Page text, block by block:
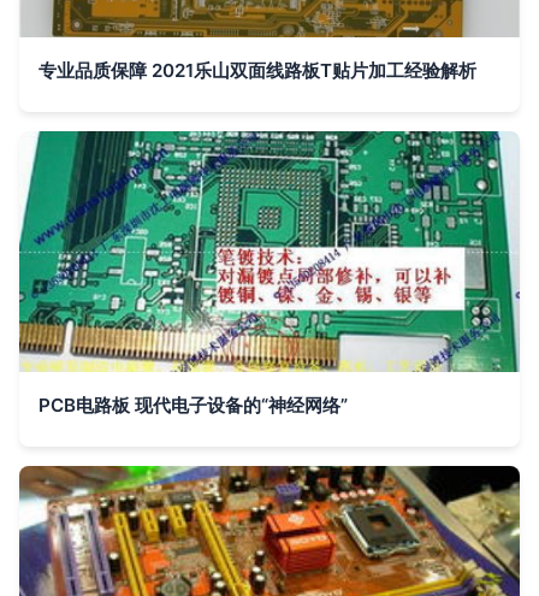
专业品质保障 2021乐山双面线路板T贴片加工经验解析
PCB电路板 现代电子设备的“神经网络”